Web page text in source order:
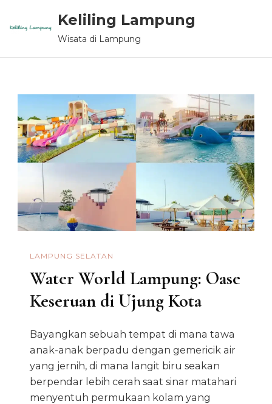
Keliling Lampung
Wisata di Lampung
LAMPUNG SELATAN
Water World Lampung: Oase
Keseruan di Ujung Kota
Bayangkan sebuah tempat di mana tawa
anak-anak berpadu dengan gemericik air
yang jernih, di mana langit biru seakan
berpendar lebih cerah saat sinar matahari
menyentuh permukaan kolam yang